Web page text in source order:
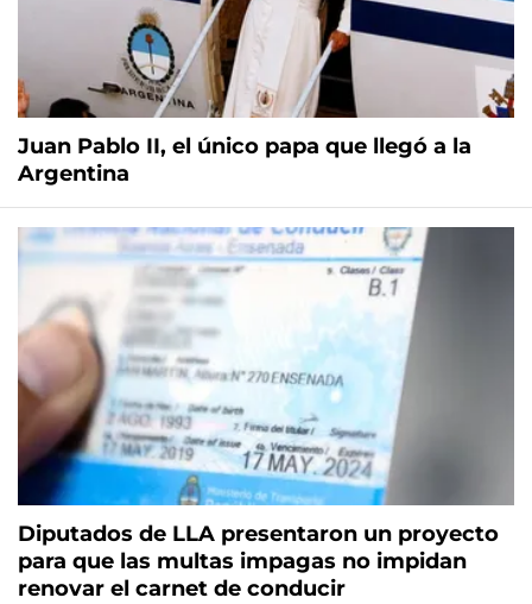
Juan Pablo II, el único papa que llegó a la
Argentina
Diputados de LLA presentaron un proyecto
para que las multas impagas no impidan
renovar el carnet de conducir